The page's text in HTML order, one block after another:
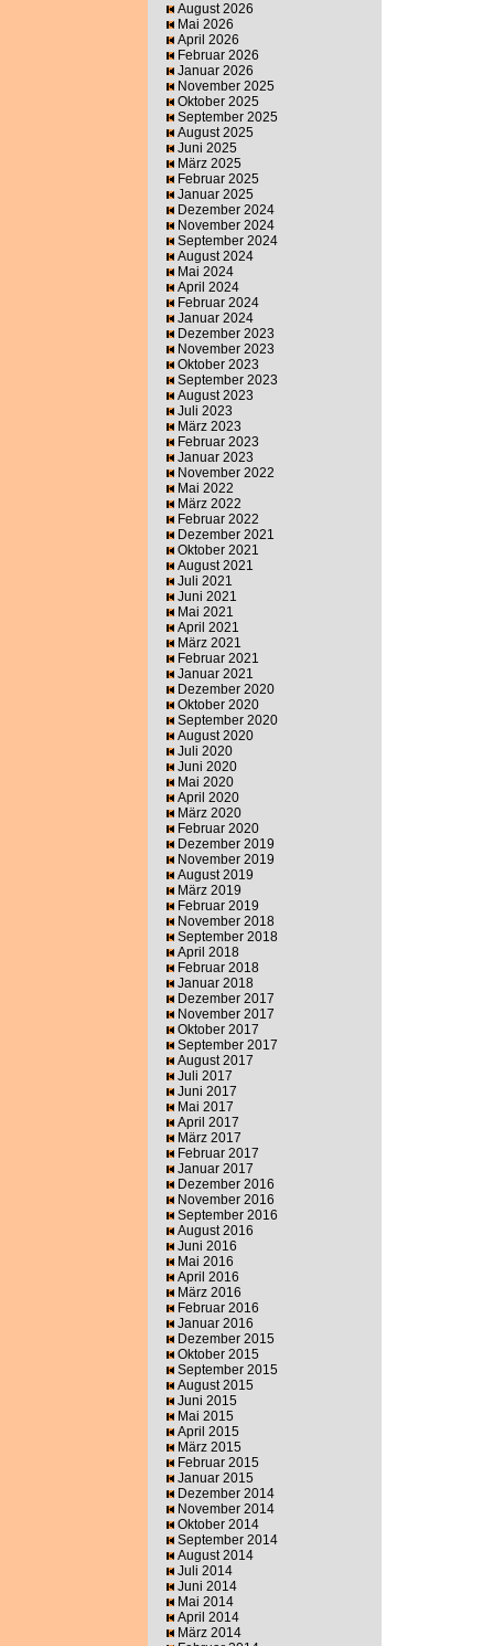
August 2026
Mai 2026
April 2026
Februar 2026
Januar 2026
November 2025
Oktober 2025
September 2025
August 2025
Juni 2025
März 2025
Februar 2025
Januar 2025
Dezember 2024
November 2024
September 2024
August 2024
Mai 2024
April 2024
Februar 2024
Januar 2024
Dezember 2023
November 2023
Oktober 2023
September 2023
August 2023
Juli 2023
März 2023
Februar 2023
Januar 2023
November 2022
Mai 2022
März 2022
Februar 2022
Dezember 2021
Oktober 2021
August 2021
Juli 2021
Juni 2021
Mai 2021
April 2021
März 2021
Februar 2021
Januar 2021
Dezember 2020
Oktober 2020
September 2020
August 2020
Juli 2020
Juni 2020
Mai 2020
April 2020
März 2020
Februar 2020
Dezember 2019
November 2019
August 2019
März 2019
Februar 2019
November 2018
September 2018
April 2018
Februar 2018
Januar 2018
Dezember 2017
November 2017
Oktober 2017
September 2017
August 2017
Juli 2017
Juni 2017
Mai 2017
April 2017
März 2017
Februar 2017
Januar 2017
Dezember 2016
November 2016
September 2016
August 2016
Juni 2016
Mai 2016
April 2016
März 2016
Februar 2016
Januar 2016
Dezember 2015
Oktober 2015
September 2015
August 2015
Juni 2015
Mai 2015
April 2015
März 2015
Februar 2015
Januar 2015
Dezember 2014
November 2014
Oktober 2014
September 2014
August 2014
Juli 2014
Juni 2014
Mai 2014
April 2014
März 2014